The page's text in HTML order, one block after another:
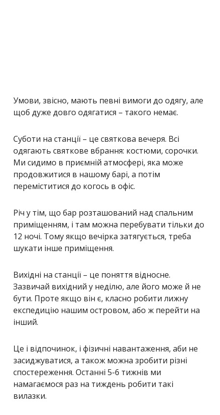
Умови, звісно, мають певні вимоги до одягу, але
щоб дуже довго одягатися – такого немає.
Суботи на станції – це святкова вечеря. Всі
одягають святкове вбрання: костюми, сорочки.
Ми сидимо в приємній атмосфері, яка може
продовжитися в нашому барі, а потім
переміститися до когось в офіс.
Річ у тім, що бар розташований над спальним
приміщенням, і там можна перебувати тільки до
12 ночі. Тому якщо вечірка затягується, треба
шукати інше приміщення.
Вихідні на станції – це поняття відносне.
Зазвичай вихідний у неділю, але його може й не
бути. Проте якщо він є, класно робити лижну
експедицію нашим островом, або ж перейти на
інший.
Це і відпочинок, і фізичні навантаження, аби не
засиджуватися, а також можна зробити різні
спостереження. Останні 5-6 тижнів ми
намагаємося раз на тиждень робити такі
вилазки.